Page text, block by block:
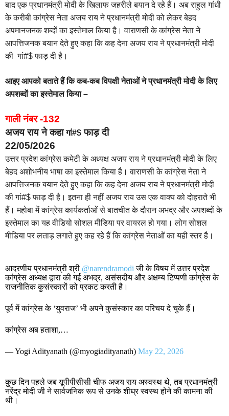
बाद एक प्रधानमंत्री मोदी के खिलाफ जहरीले बयान दे रहे हैं। अब राहुल गांधी
के करीबी कांग्रेस नेता अजय राय ने प्रधानमंत्री मोदी को लेकर बेहद
अपमानजनक शब्दों का इस्तेमाल किया है। वाराणसी के कांग्रेस नेता ने
आपत्तिजनक बयान देते हुए कहा कि कह देना अजय राय ने प्रधानमंत्री मोदी
की गां#$ फाड़ दी है।
आइए आपको बताते हैं कि कब-कब विपक्षी नेताओं ने प्रधानमंत्री मोदी के लिए
अपशब्दों का इस्तेमाल किया –
गाली नंबर -132
अजय राय ने कहागां#$ फाड़ दी
22/05/2026
उत्तर प्रदेश कांग्रेस कमेटी के अध्यक्ष अजय राय ने प्रधानमंत्री मोदी के लिए
बेहद अशोभनीय भाषा का इस्तेमाल किया है। वाराणसी के कांग्रेस नेता ने
आपत्तिजनक बयान देते हुए कहा कि कह देना अजय राय ने प्रधानमंत्री मोदी
की गां#$ फाड़ दी है। इतना ही नहीं अजय राय उस एक वाक्य को दोहराते भी
हैं। महोबा में कांग्रेस कार्यकर्ताओं से बातचीत के दौरान अभद्र और अपशब्दों के
इस्तेमाल का यह वीडियो सोशल मीडिया पर वायरल हो गया। लोग सोशल
मीडिया पर लताड़ लगाते हुए कह रहे हैं कि कांग्रेस नेताओं का यही स्तर है।
आदरणीय प्रधानमंत्री श्री @narendramodiजी के विषय में उत्तर प्रदेश
कांग्रेस अध्यक्ष द्वारा की गई अभद्र, असंसदीय और अक्षम्य टिप्पणी कांग्रेस के
राजनीतिक कुसंस्कारों को प्रकट करती है।
पूर्व में कांग्रेस के ‘युवराज’ भी अपने कुसंस्कार का परिचय दे चुके हैं।
कांग्रेस अब हताशा,…
— Yogi Adityanath (@myogiadityanath) May 22, 2026
कुछ दिन पहले जब यूपीपीसीसी चीफ अजय राय अस्वस्थ थे, तब प्रधानमंत्री
नरेंद्र मोदी जी ने सार्वजनिक रूप से उनके शीघ्र स्वस्थ होने की कामना की
थी।